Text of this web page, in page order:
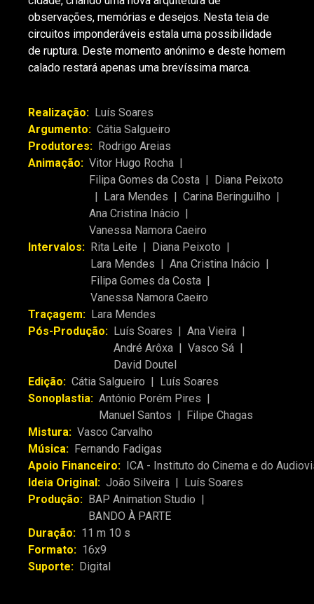
observações, memórias e desejos. Nesta teia de
circuitos imponderáveis estala uma possibilidade
de ruptura. Deste momento anónimo e deste homem
calado restará apenas uma brevíssima marca.
Realização: Luís Soares
Argumento: Cátia Salgueiro
Produtores: Rodrigo Areias
Animação: Vitor Hugo Rocha |
Filipa Gomes da Costa | Diana Peixoto
| Lara Mendes | Carina Beringuilho |
Ana Cristina Inácio |
Vanessa Namora Caeiro
Intervalos: Rita Leite | Diana Peixoto |
Lara Mendes | Ana Cristina Inácio |
Filipa Gomes da Costa |
Vanessa Namora Caeiro
Traçagem: Lara Mendes
Pós-Produção: Luís Soares | Ana Vieira |
André Arôxa | Vasco Sá |
David Doutel
Edição: Cátia Salgueiro | Luís Soares
Sonoplastia: António Porém Pires |
Manuel Santos | Filipe Chagas
Mistura: Vasco Carvalho
Música: Fernando Fadigas
Apoio Financeiro: ICA - Instituto do Cinema e do
Ideia Original: João Silveira | Luís Soares
Produção: BAP Animation Studio |
BANDO À PARTE
Duração: 11 m 10 s
Formato: 16x9
Suporte: Digital